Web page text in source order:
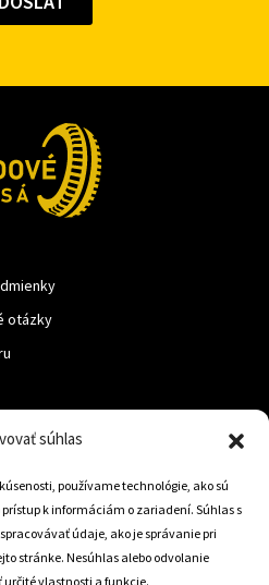
súhlas
používame technológie, ako sú
k informáciám o zariadení. Súhlas s
údaje, ako je správanie pri
stránke. Nesúhlas alebo odvolanie
vlastnosti a funkcie.
otázky